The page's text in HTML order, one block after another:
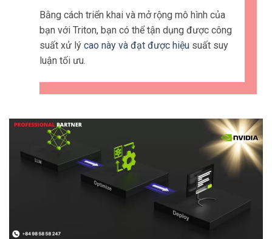
Bằng cách triển khai và mở rộng mô hình của
bạn với Triton, bạn có thể tận dụng được công
suất xử lý cao này và đạt được hiệu suất suy
luận tối ưu.